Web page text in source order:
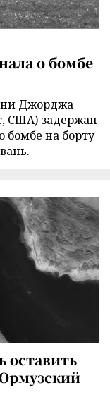
о бомбе
Джорджа
США) задержан
бомбе на борту
оставить